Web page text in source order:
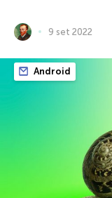
9 set 2022
Android